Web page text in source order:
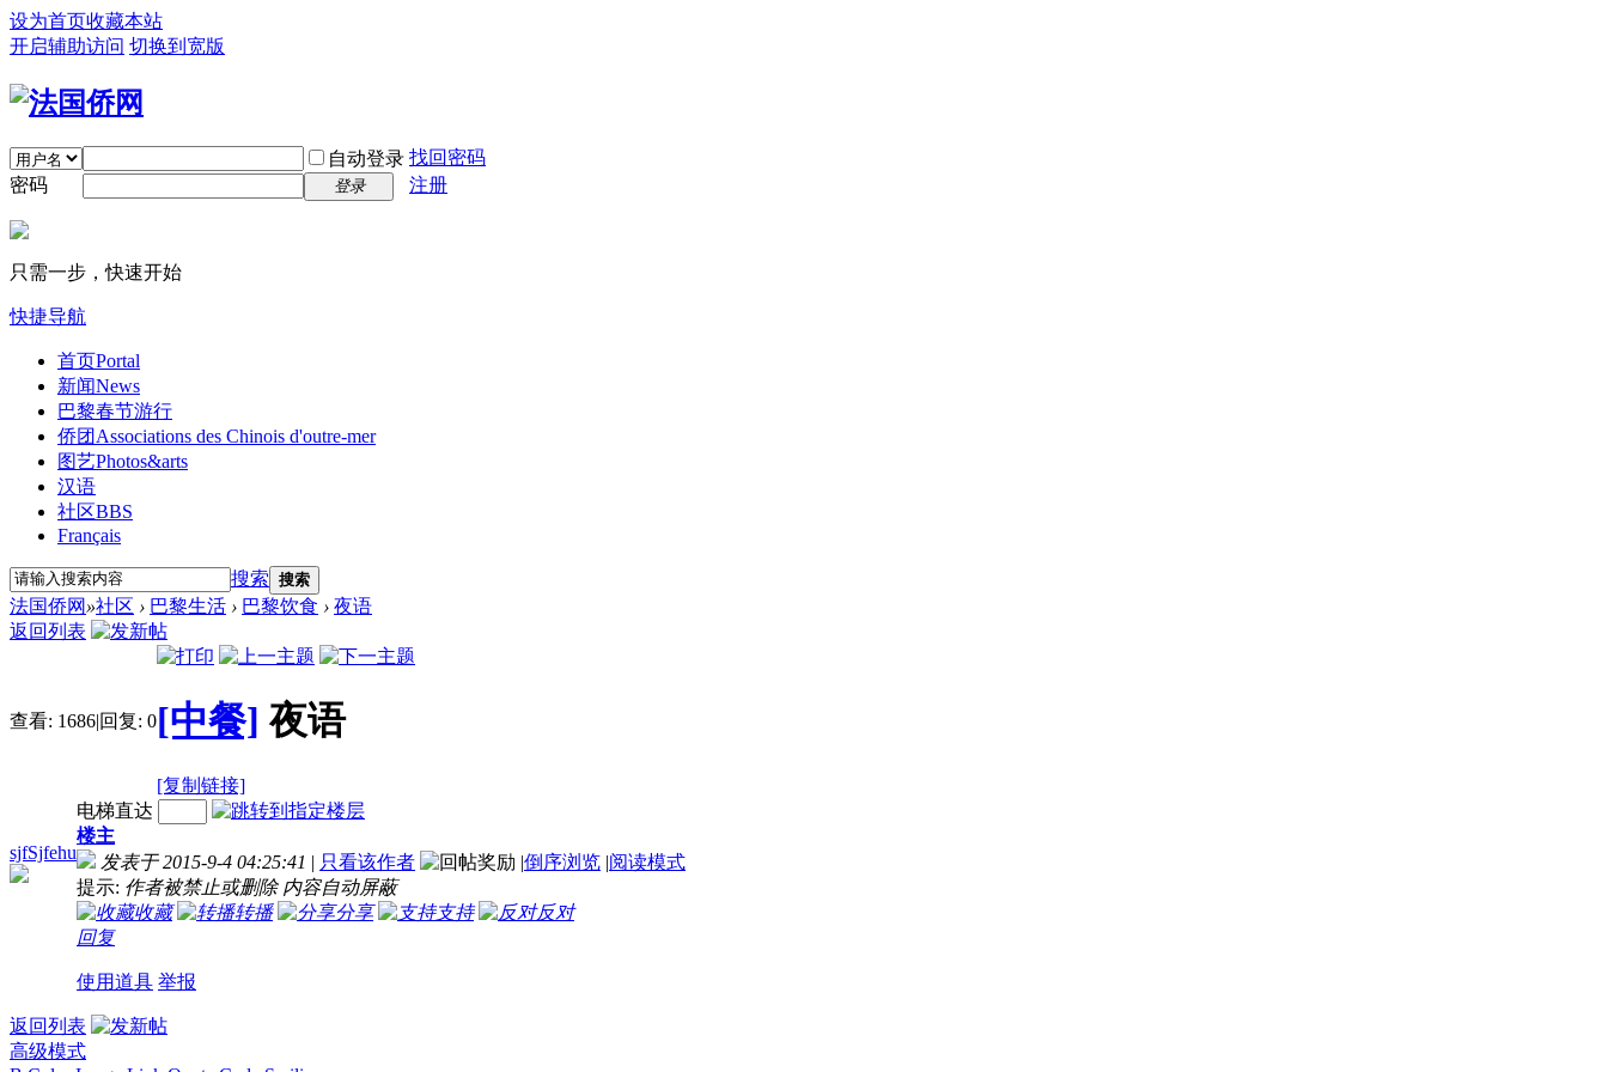
设为首页收藏本站
开启辅助访问 切换到宽版
自动登录 找回密码
密码
登录 注册
只需一步，快速开始
快捷导航
首页Portal
新闻News
巴黎春节游行
侨团 Associations des Chinois d'outre-mer
图艺Photos&arts
汉语
社区BBS
Français
搜索 搜索
法国侨网 »社区 › 巴黎生活 › 巴黎饮食 › 夜语
返回列表
查看: 1686|回复: 0[中餐] 夜语
[复制链接]
sjfSjfehu
电梯直达
楼主
发表于 2015-9-4 04:25:41 | 只看该作者 |倒序浏览 |阅读模式
提示: 作者被禁止或删除 内容自动屏蔽
收藏
转播 分享 支持
反对
回复
使用道具 举报
返回列表
高级模式